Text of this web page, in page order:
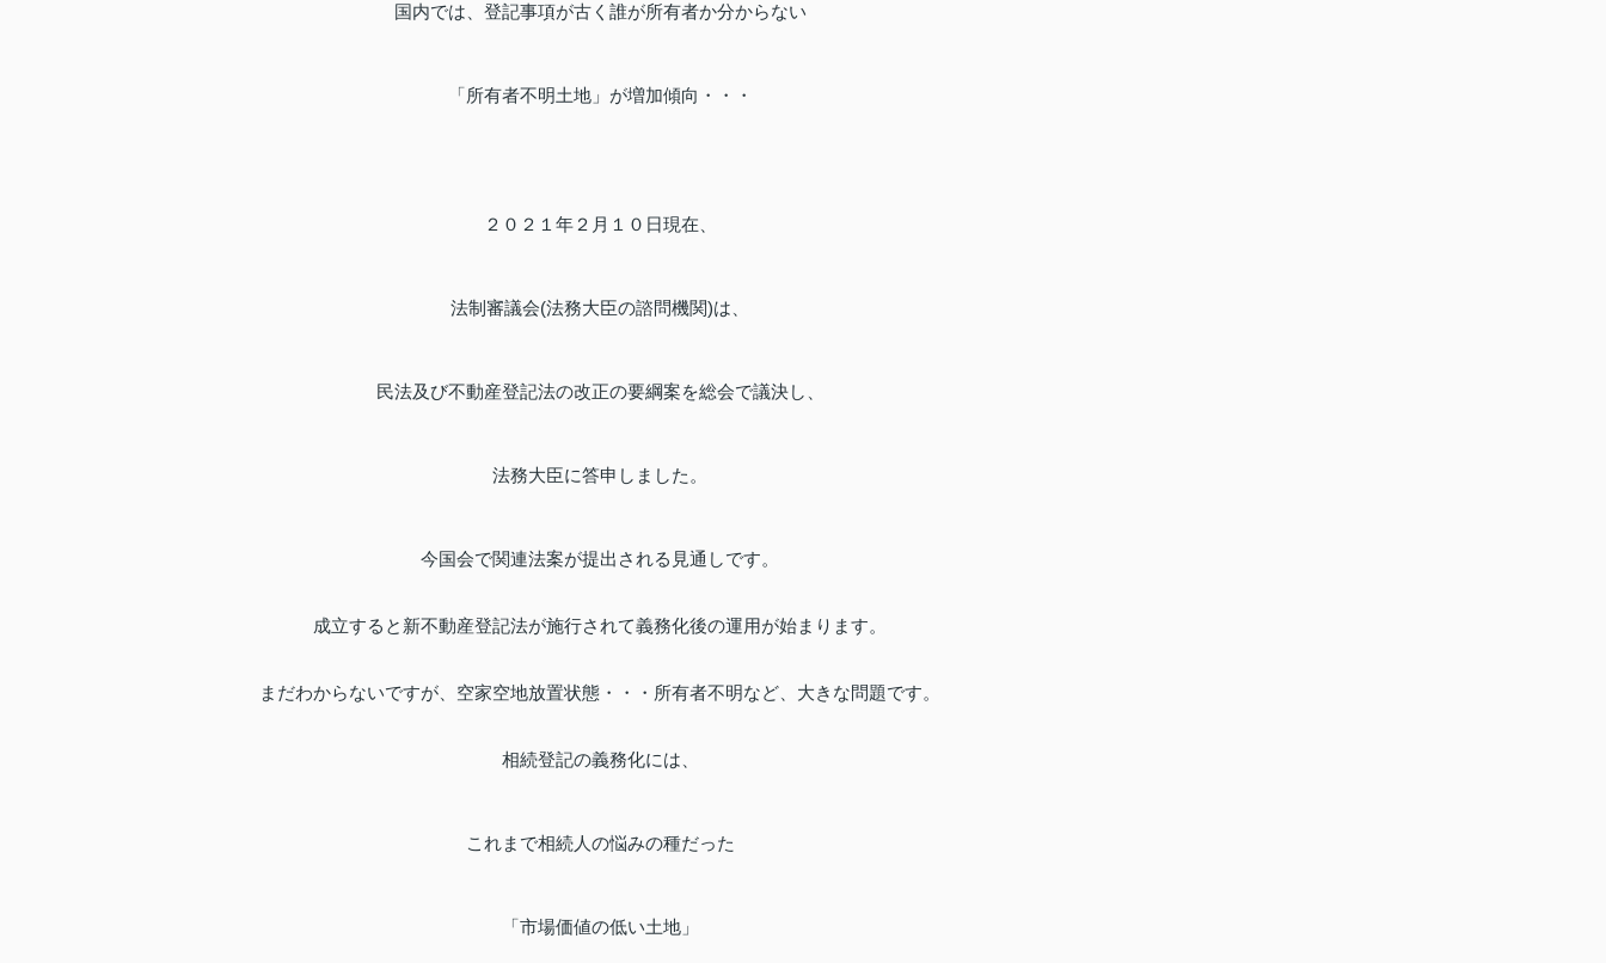
国内では、登記事項が古く誰が所有者か分からない
「所有者不明土地」が増加傾向・・・
２０２１年２月１０日現在、
法制審議会(法務大臣の諮問機関)は、
民法及び不動産登記法の改正の要綱案を総会で議決し、
法務大臣に答申しました。
今国会で関連法案が提出される見通しです。
成立すると新不動産登記法が施行されて義務化後の運用が始まります。
まだわからないですが、空家空地放置状態・・・所有者不明など、大きな問題です。
相続登記の義務化には、
これまで相続人の悩みの種だった
「市場価値の低い土地」